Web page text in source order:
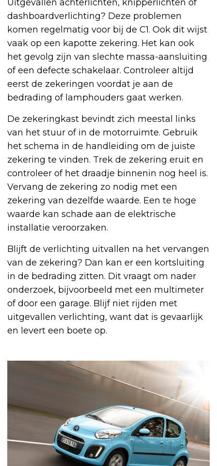
Uitgevallen achterlichten, knipperlichten of
dashboardverlichting? Deze problemen
komen regelmatig voor bij de C1. Ook dit wijst
vaak op een kapotte zekering. Het kan ook
het gevolg zijn van slechte massa-aansluiting
of een defecte schakelaar. Controleer altijd
eerst de zekeringen voordat je aan de
bedrading of lamphouders gaat werken.
De zekeringkast bevindt zich meestal links
van het stuur of in de motorruimte. Gebruik
het schema in de handleiding om de juiste
zekering te vinden. Trek de zekering eruit en
controleer of het draadje binnenin nog heel is.
Vervang de zekering zo nodig met een
zekering van dezelfde waarde. Een te hoge
waarde kan schade aan de elektrische
installatie veroorzaken.
Blijft de verlichting uitvallen na het vervangen
van de zekering? Dan kan er een kortsluiting
in de bedrading zitten. Dit vraagt om nader
onderzoek, bijvoorbeeld met een multimeter
of door een garage. Blijf niet rijden met
uitgevallen verlichting, want dat is gevaarlijk
en levert een boete op.